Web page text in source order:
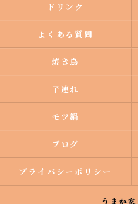
ドリンク
よくある質問
焼き鳥
子連れ
モツ鍋
ブログ
プライバシーポリシー